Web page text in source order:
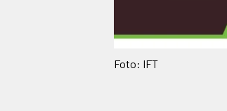
Foto: IFT